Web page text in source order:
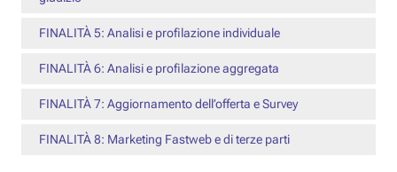
FINALITÀ 5: Analisi e profilazione individuale
FINALITÀ 6: Analisi e profilazione aggregata
FINALITÀ 7: Aggiornamento dell’offerta e Survey
FINALITÀ 8: Marketing Fastweb e di terze parti